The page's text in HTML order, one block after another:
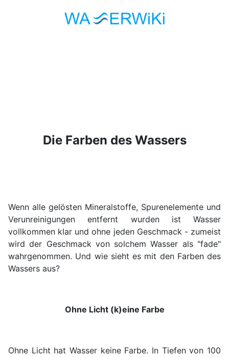
Die Farben des Wassers
Wenn alle gelösten Mineralstoffe, Spurenelemente und
Verunreinigungen entfernt wurden ist Wasser
vollkommen klar und ohne jeden Geschmack - zumeist
wird der Geschmack von solchem Wasser als "fade"
wahrgenommen. Und wie sieht es mit den Farben des
Wassers aus?
Ohne Licht (k)eine Farbe
Ohne Licht hat Wasser keine Farbe. In Tiefen von 100